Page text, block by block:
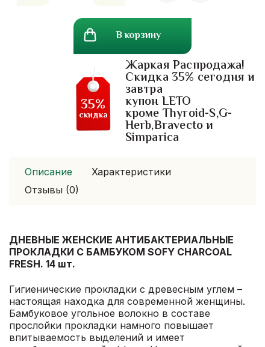
антибактериальные
В корзину
Жаркая Распродажа!
Скидка 35% сегодня и
завтра
купон LETO
кроме Thyroid-S,G-
Herb,Bravecto и
Simparica
35%
скидка
Описание
Характеристики
Отзывы (0)
ДНЕВНЫЕ ЖЕНСКИЕ АНТИБАКТЕРИАЛЬНЫЕ
ПРОКЛАДКИ С БАМБУКОМ SOFY CHARCOAL
FRESH. 14 шт.
Гигиенические прокладки с древесным углем –
настоящая находка для современной женщины.
Бамбуковое угольное волокно в составе
прослойки прокладки намного повышает
впитываемость выделений и имеет